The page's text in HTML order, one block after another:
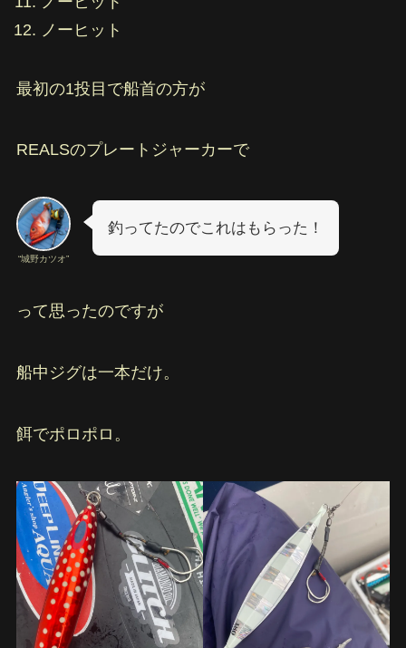
ノーヒット
最初の1投目で船首の方が
REALSのプレートジャーカーで
“城野カツオ”
釣ってたのでこれはもらった！
って思ったのですが
船中ジグは一本だけ。
餌でポロポロ。